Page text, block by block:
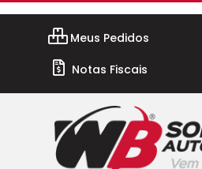
Meus Pedidos
Notas Fiscais